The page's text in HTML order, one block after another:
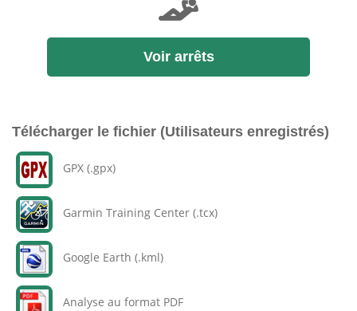
Voir arrêts
Télécharger le fichier (Utilisateurs enregistrés)
GPX (.gpx)
Garmin Training Center (.tcx)
Google Earth (.kml)
Analyse au format PDF